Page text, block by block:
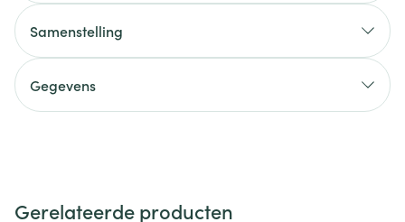
Samenstelling
Gegevens
Gerelateerde producten